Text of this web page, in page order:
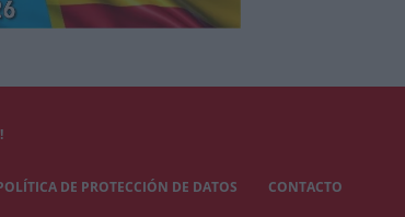
DE PROTECCIÓN DE DATOS CONTACTO